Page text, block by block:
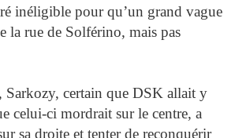
inéligible pour qu’un grand vague
la rue de Solférino, mais pas
Sarkozy, certain que DSK allait y
celui-ci mordrait sur le centre, a
sa droite et tenter de reconquérir